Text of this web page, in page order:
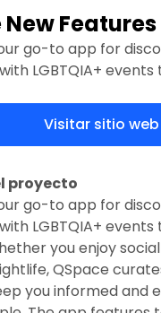
New Features
go-to app for
LGBTQIA+
Visitar sitio web
proyecto
go-to app for
LGBTQIA+
you enjoy
QSpace
you informed and